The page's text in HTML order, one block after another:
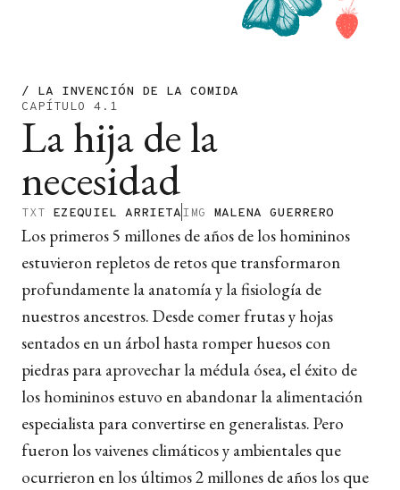
/ LA INVENCIÓN DE LA COMIDA
CAPÍTULO 4.1
La hija de la
necesidad
TXT EZEQUIEL ARRIETAIMG MALENA GUERRERO
Los primeros 5 millones de años de los homininos
estuvieron repletos de retos que transformaron
profundamente la anatomía y la fisiología de
nuestros ancestros. Desde comer frutas y hojas
sentados en un árbol hasta romper huesos con
piedras para aprovechar la médula ósea, el éxito de
los homininos estuvo en abandonar la alimentación
especialista para convertirse en generalistas. Pero
fueron los vaivenes climáticos y ambientales que
ocurrieron en los últimos 2 millones de años los que